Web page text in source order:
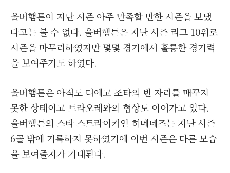
울버햄튼이 지난 시즌 아주 만족할 만한 시즌을 보냈
다고는 볼 수 없다. 울버햄튼은 지난 시즌 리그 10위로
시즌을 마무리하였지만 몇몇 경기에서 훌륭한 경기력
을 보여주기도 하였다.
울버햄튼은 아직도 디에고 조타의 빈 자리를 매꾸지
못한 상태이고 트라오레와의 협상도 이어가고 있다.
울버햄튼의 스타 스트라이커인 히메네즈는 지난 시즌
6골 밖에 기록하지 못하였기에 이번 시즌은 다른 모습
을 보여줄지가 기대된다.